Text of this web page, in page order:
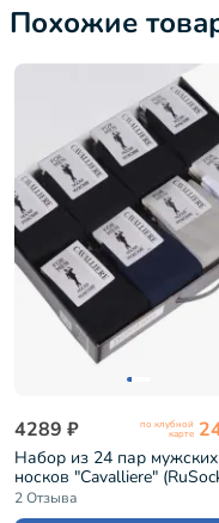
Похожие
4289 ₽ по клубной
карте
Набор из 24 пар мужских
носков "Cavalliere"
микс (CR-24)
2 Отзыва